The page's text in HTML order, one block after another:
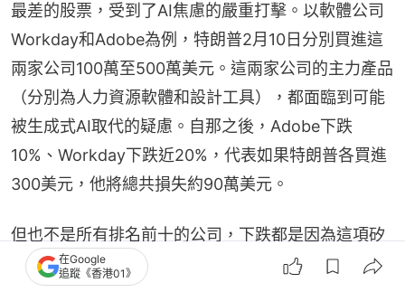
最差的股票，受到了AI焦慮的嚴重打擊。以軟體公司
Workday和Adobe為例，特朗普2月10日分別買進這
兩家公司100萬至500萬美元。這兩家公司的主力產品
（分別為人力資源軟體和設計工具），都面臨到可能
被生成式AI取代的疑慮。自那之後，Adobe下跌
10%、Workday下跌近20%，代表如果特朗普各買進
300美元，他將總共損失約90萬美元。
但也不是所有排名前十的公司，下跌都是因為這項矽
谷的最新發明。特朗普今年虧最多的是金融科技巨頭
在Google
追蹤《香港01》